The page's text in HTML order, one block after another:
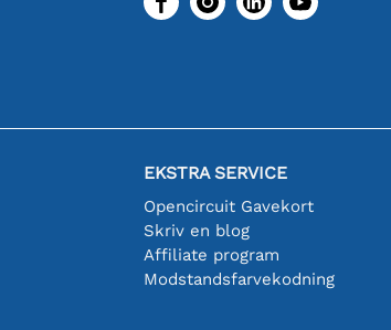
EKSTRA SERVICE
Opencircuit Gavekort
Skriv en blog
Affiliate program
Modstandsfarvekodning